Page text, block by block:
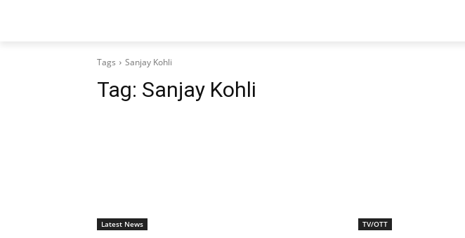
Tags Sanjay Kohli
Tag: Sanjay Kohli
Latest News TV/OTT